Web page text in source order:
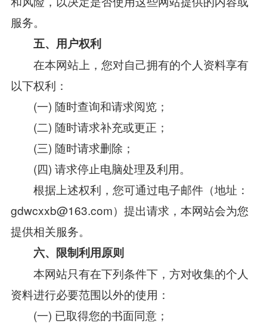
服务。
五、用户权利
在本网站上，您对自己拥有的个人资料享有
以下权利：
(一) 随时查询和请求阅览；
(二) 随时请求补充或更正；
(三) 随时请求删除；
(四) 请求停止电脑处理及利用。
根据上述权利，您可通过电子邮件（地址：
gdwcxxb@163.com）提出请求，本网站会为您
提供相关服务。
六、限制利用原则
本网站只有在下列条件下，方对收集的个人
资料进行必要范围以外的使用：
(一) 已取得您的书面同意；